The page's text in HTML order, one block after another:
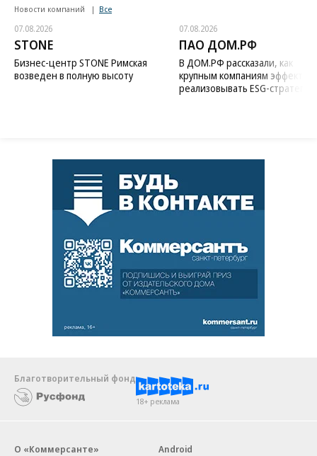
Новости компаний Все
07.08.2026
STONE
Бизнес-центр STONE Римская
возведен в полную высоту
07.08.2026
ПАО ДОМ.РФ
В ДОМ.РФ рассказали, как
крупным компаниям
реализовывать ESG-стратегию
Благотворительный фонд
18+ реклама
О «Коммерсанте»
Android